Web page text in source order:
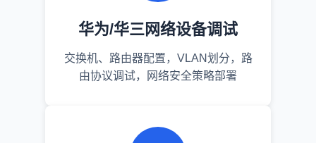
华为/华三网络设备调试
交换机、路由器配置，VLAN划分，路
由协议调试，网络安全策略部署